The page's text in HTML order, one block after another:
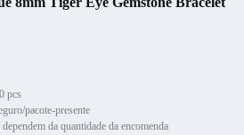
pcs
pacote-presente
da quantidade da encomenda